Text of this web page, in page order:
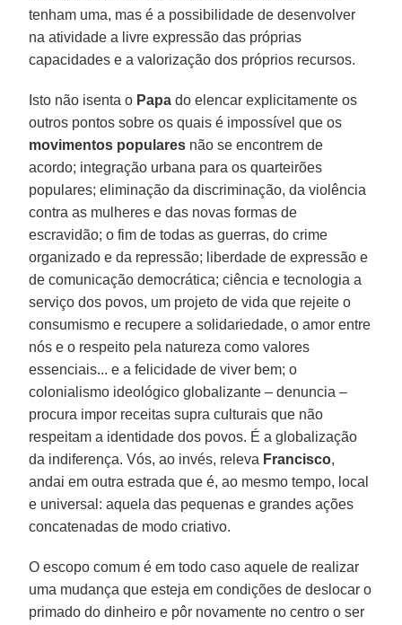
tenham uma, mas é a possibilidade de desenvolver
na atividade a livre expressão das próprias
capacidades e a valorização dos próprios recursos.
Isto não isenta o Papa do elencar explicitamente os
outros pontos sobre os quais é impossível que os
movimentos populares não se encontrem de
acordo; integração urbana para os quarteirões
populares; eliminação da discriminação, da violência
contra as mulheres e das novas formas de
escravidão; o fim de todas as guerras, do crime
organizado e da repressão; liberdade de expressão e
de comunicação democrática; ciência e tecnologia a
serviço dos povos, um projeto de vida que rejeite o
consumismo e recupere a solidariedade, o amor entre
nós e o respeito pela natureza como valores
essenciais... e a felicidade de viver bem; o
colonialismo ideológico globalizante – denuncia –
procura impor receitas supra culturais que não
respeitam a identidade dos povos. É a globalização
da indiferença. Vós, ao invés, releva Francisco,
andai em outra estrada que é, ao mesmo tempo, local
e universal: aquela das pequenas e grandes ações
concatenadas de modo criativo.
O escopo comum é em todo caso aquele de realizar
uma mudança que esteja em condições de deslocar o
primado do dinheiro e pôr novamente no centro o ser